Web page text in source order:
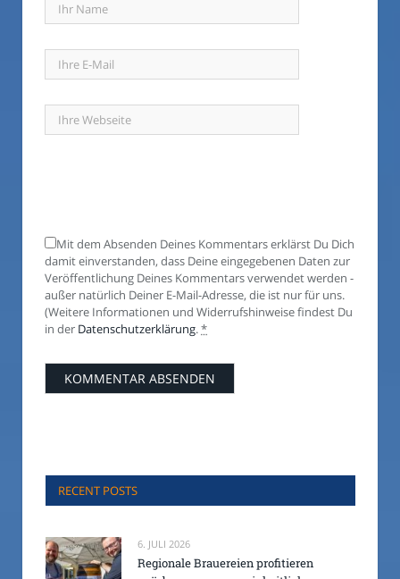
Mit dem Absenden Deines Kommentars erklärst Du Dich
damit einverstanden, dass Deine eingegebenen Daten zur
Veröffentlichung Deines Kommentars verwendet werden -
außer natürlich Deiner E-Mail-Adresse, die ist nur für uns.
(Weitere Informationen und Widerrufshinweise findest Du
in der Datenschutzerklärung.*
RECENT POSTS
6. JULI 2026
Regionale Brauereien profitieren